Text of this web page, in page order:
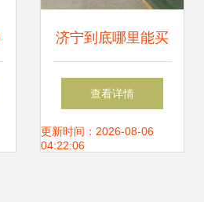
济宁到底哪里能买
到带安全气囊的柳
汽4轴危险品车？
查看详情
更新时间：2026-08-06
04:22:06